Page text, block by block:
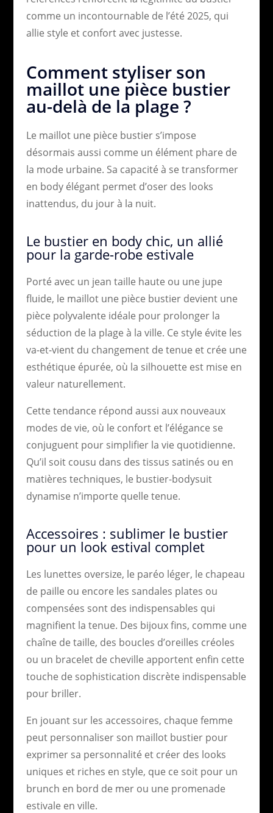
comme un incontournable de l’été 2025, qui
allie style et confort avec justesse.
Comment styliser son
maillot une pièce bustier
au-delà de la plage ?
Le maillot une pièce bustier s’impose
désormais aussi comme un élément phare de
la mode urbaine. Sa capacité à se transformer
en body élégant permet d’oser des looks
inattendus, du jour à la nuit.
Le bustier en body chic, un allié
pour la garde-robe estivale
Porté avec un jean taille haute ou une jupe
fluide, le maillot une pièce bustier devient une
pièce polyvalente idéale pour prolonger la
séduction de la plage à la ville. Ce style évite les
va-et-vient du changement de tenue et crée une
esthétique épurée, où la silhouette est mise en
valeur naturellement.
Cette tendance répond aussi aux nouveaux
modes de vie, où le confort et l’élégance se
conjuguent pour simplifier la vie quotidienne.
Qu’il soit cousu dans des tissus satinés ou en
matières techniques, le bustier-bodysuit
dynamise n’importe quelle tenue.
Accessoires : sublimer le bustier
pour un look estival complet
Les lunettes oversize, le paréo léger, le chapeau
de paille ou encore les sandales plates ou
compensées sont des indispensables qui
magnifient la tenue. Des bijoux fins, comme une
chaîne de taille, des boucles d’oreilles créoles
ou un bracelet de cheville apportent enfin cette
touche de sophistication discrète indispensable
pour briller.
En jouant sur les accessoires, chaque femme
peut personnaliser son maillot bustier pour
exprimer sa personnalité et créer des looks
uniques et riches en style, que ce soit pour un
brunch en bord de mer ou une promenade
estivale en ville.